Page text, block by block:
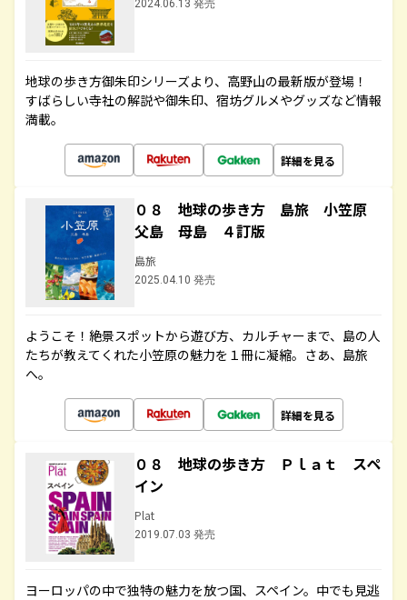
2024.06.13 発売
地球の歩き方御朱印シリーズより、高野山の最新版が登場！
すばらしい寺社の解説や御朱印、宿坊グルメやグッズなど情報
満載。
詳細を見る
０８ 地球の歩き方 島旅 小笠原
父島 母島 ４訂版
島旅
2025.04.10 発売
ようこそ！絶景スポットから遊び方、カルチャーまで、島の人
たちが教えてくれた小笠原の魅力を１冊に凝縮。さあ、島旅
へ。
詳細を見る
０８ 地球の歩き方 Ｐｌａｔ スペ
イン
Plat
2019.07.03 発売
ヨーロッパの中で独特の魅力を放つ国、スペイン。中でも見逃